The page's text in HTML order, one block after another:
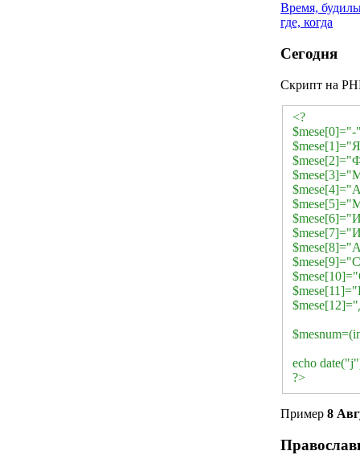
Время,
где, когда
Сегодня
Скрипт на
<?
$mese[0]="-
echo
?>
Пример 8